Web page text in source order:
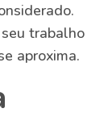
trabalho
aproxima.